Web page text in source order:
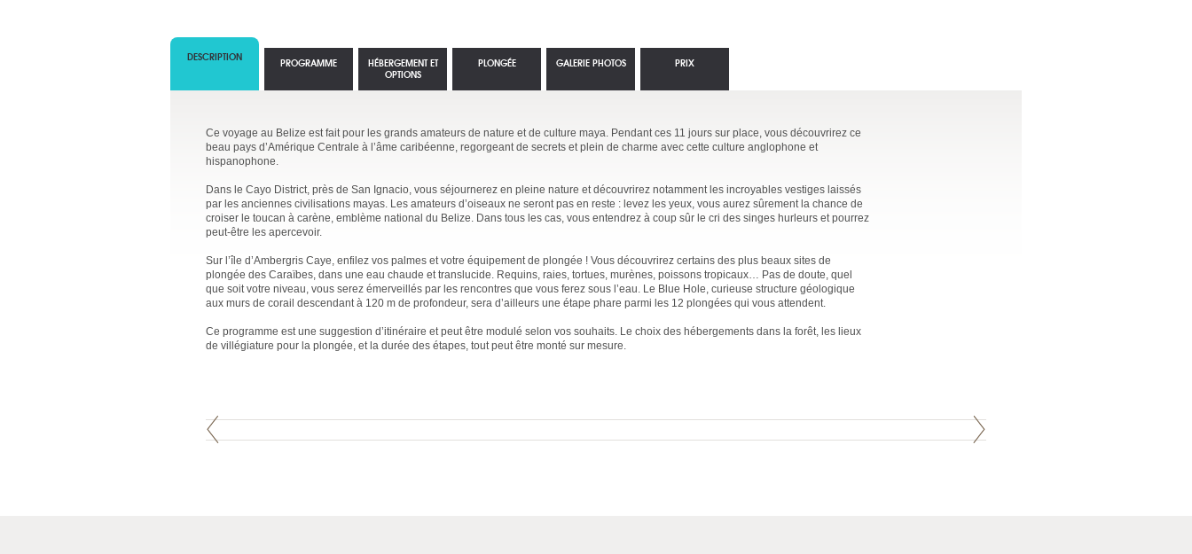
DESCRIPTION
Ce voyage au Belize est fait pour les grands amateurs de nature et de culture maya. Pendant ces 11 jours sur place, vous découvrirez ce
beau pays d’Amérique Centrale à l’âme caribéenne, regorgeant de secrets et plein de charme avec cette culture anglophone et
hispanophone.
Dans le Cayo District, près de San Ignacio, vous séjournerez en pleine nature et découvrirez notamment les incroyables vestiges laissés
par les anciennes civilisations mayas. Les amateurs d’oiseaux ne seront pas en reste : levez les yeux, vous aurez sûrement la chance de
croiser le toucan à carène, emblème national du Belize. Dans tous les cas, vous entendrez à coup sûr le cri des singes hurleurs et pourrez
peut-être les apercevoir.
Sur l’île d’Ambergris Caye, enfilez vos palmes et votre équipement de plongée ! Vous découvrirez certains des plus beaux sites de
plongée des Caraïbes, dans une eau chaude et translucide. Requins, raies, tortues, murènes, poissons tropicaux… Pas de doute, quel
que soit votre niveau, vous serez émerveillés par les rencontres que vous ferez sous l’eau. Le Blue Hole, curieuse structure géologique
aux murs de corail descendant à 120 m de profondeur, sera d’ailleurs une étape phare parmi les 12 plongées qui vous attendent.
Ce programme est une suggestion d’itinéraire et peut être modulé selon vos souhaits. Le choix des hébergements dans la forêt, les lieux
de villégiature pour la plongée, et la durée des étapes, tout peut être monté sur mesure.
PROGRAMME
HÉBERGEMENT ET
OPTIONS
PLONGÉE GALERIE PHOTOS PRIX